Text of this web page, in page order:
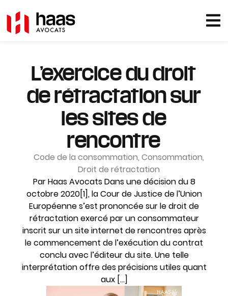
L’exercice du droit
de rétractation sur
les sites de
rencontre
Code de la consommation, Consommation,
Droit de rétractation
Par Haas Avocats Dans une décision du 8
octobre 2020[1], la Cour de Justice de l’Union
Européenne s’est prononcée sur le droit de
rétractation exercé par un consommateur
inscrit sur un site internet de rencontres après
le commencement de l’exécution du contrat
conclu avec l’éditeur du site. Une telle
interprétation offre des précisions utiles quant
aux […]